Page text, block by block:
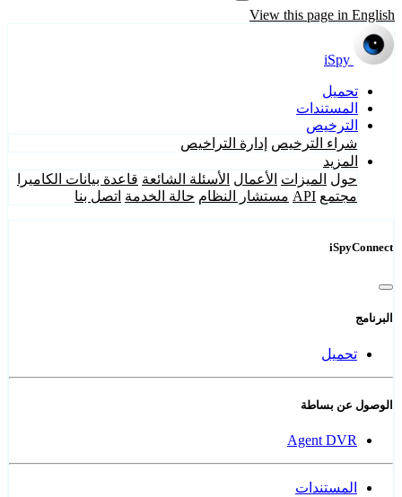
View this page in English
iSpy
تحميل
المستندات
الترخيص
شراء الترخيص إدارة التراخيص
المزيد
حول الميزات الأعمال الأسئلة الشائعة قاعدة بيانات الكاميرا
مجتمع API مستشار النظام حالة الخدمة اتصل بنا
iSpyConnect
البرنامج
تحميل
الوصول عن بساطة
Agent DVR
المستندات